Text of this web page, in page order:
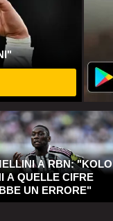
A RBN: "KOLO
A QUELLE CIFRE
UN ERRORE"